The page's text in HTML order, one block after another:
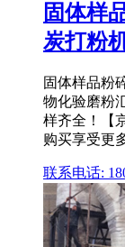
固体样
炭打粉
固体样品粉
物化验磨粉
样齐全！【
购买享受更
联系电话: